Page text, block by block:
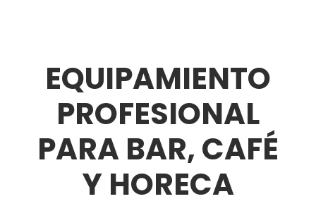
EQUIPAMIENTO
PROFESIONAL
PARA BAR, CAFÉ
Y HORECA